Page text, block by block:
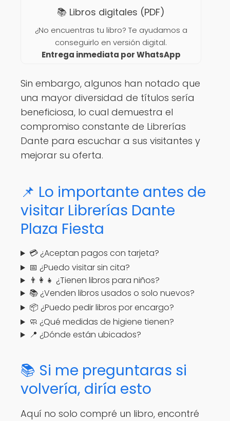
📚 Libros digitales (PDF)
¿No encuentras tu libro? Te ayudamos a
conseguirlo en versión digital.
Entrega inmediata por WhatsApp
Sin embargo, algunos han notado que
una mayor diversidad de títulos sería
beneficiosa, lo cual demuestra el
compromiso constante de Librerías
Dante para escuchar a sus visitantes y
mejorar su oferta.
📌 Lo importante antes de
visitar Librerías Dante
Plaza Fiesta
💳 ¿Aceptan pagos con tarjeta?
📅 ¿Puedo visitar sin cita?
👨‍👩‍👧 ¿Tienen libros para niños?
📚 ¿Venden libros usados o solo nuevos?
📦 ¿Puedo pedir libros por encargo?
🧼 ¿Qué medidas de higiene tienen?
📍 ¿Dónde están ubicados?
📚 Si me preguntaras si
volvería, diría esto
Aquí no solo compré un libro, encontré